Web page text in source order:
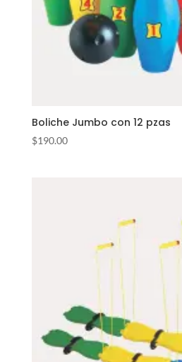
Boliche Jumbo con 12 pzas
$190.00